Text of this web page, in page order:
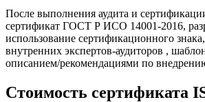
После выполнения аудита и
сертификат ГОСТ Р ИСО 14001-2016,
использование сертификационного
внутренних экспертов-аудиторов ,
описанием/рекомендациями по
Стоимость сертификата